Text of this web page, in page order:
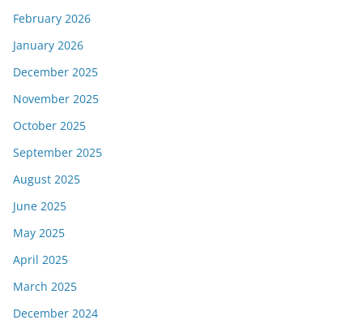
February 2026
January 2026
December 2025
November 2025
October 2025
September 2025
August 2025
June 2025
May 2025
April 2025
March 2025
December 2024